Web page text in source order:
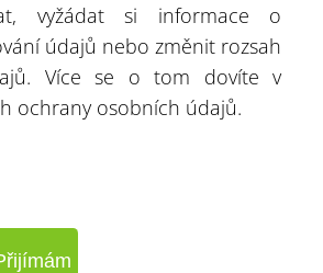
Leaflet | © OpenStreetMap©CartoDB
Fotogalerie
vyžádat si informace o
údajů nebo změnit rozsah
Více se o tom dovíte v
ochrany osobních údajů.